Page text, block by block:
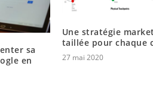
sa
en
Une stratégie
taillée pour chaque
27 mai 2020